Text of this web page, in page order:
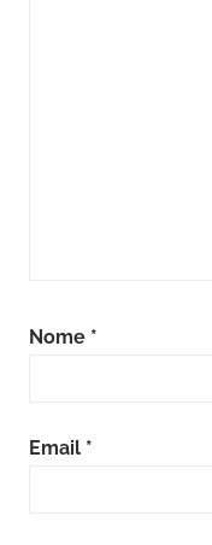
Nome *
Email *